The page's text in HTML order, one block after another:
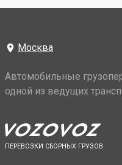
Москва
Автомобильные
одной из ведущих
ПЕРЕВОЗКИ СБОРНЫХ ГРУЗОВ